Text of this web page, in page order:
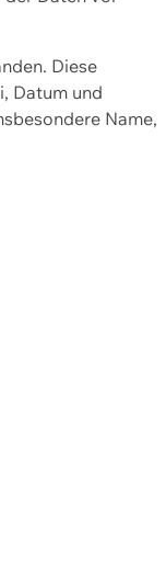
Diese
Datum und
Name,